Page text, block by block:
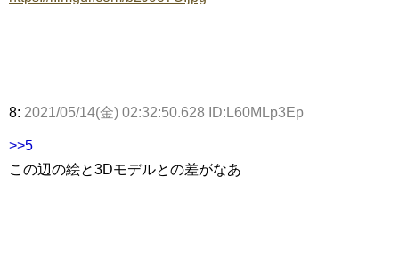
8: 2021/05/14(金) 02:32:50.628 ID:L60MLp3Ep
>>5
この辺の絵と3Dモデルとの差がなあ